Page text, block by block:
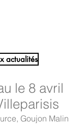
actualités
le 8 avril
Goujon Malin